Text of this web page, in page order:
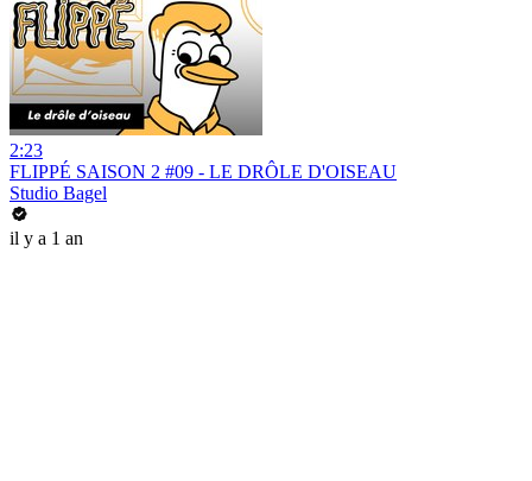
2:23
FLIPPÉ SAISON 2 #09 - LE DRÔLE D'OISEAU
Studio Bagel
il y a 1 an